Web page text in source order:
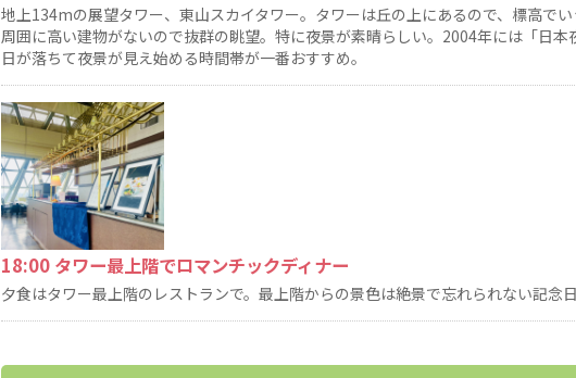
地上134mの展望タワー、東山スカイタワー。タワーは丘の上にあるので、標高で
周囲に高い建物がないので抜群の眺望。特に夜景が素晴らしい。2004年には「日本
日が落ちて夜景が見え始める時間帯が一番おすすめ。
18:00 タワー最上階でロマンチックディナー
夕食はタワー最上階のレストランで。最上階からの景色は絶景で忘れられない記念日